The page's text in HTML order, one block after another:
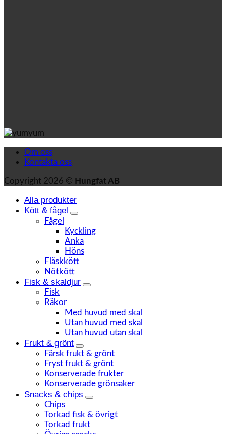
Om oss
Kontakta oss
Copyright 2026 © Hungfat AB
Alla produkter
Kött & fågel
Fågel
Kyckling
Anka
Höns
Fläskkött
Nötkött
Fisk & skaldjur
Fisk
Räkor
Med huvud med skal
Utan huvud med skal
Utan huvud utan skal
Frukt & grönt
Färsk frukt & grönt
Fryst frukt & grönt
Konserverade frukter
Konserverade grönsaker
Snacks & chips
Chips
Torkad fisk & övrigt
Torkad frukt